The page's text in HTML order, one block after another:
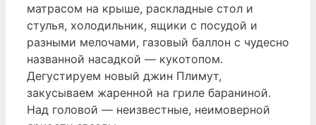
матрасом на крыше, раскладные стол и
стулья, холодильник, ящики с посудой и
разными мелочами, газовый баллон с чудесно
названной насадкой — кукотопом.
Дегустируем новый джин Плимут,
закусываем жаренной на гриле бараниной.
Над головой — неизвестные, неимоверной